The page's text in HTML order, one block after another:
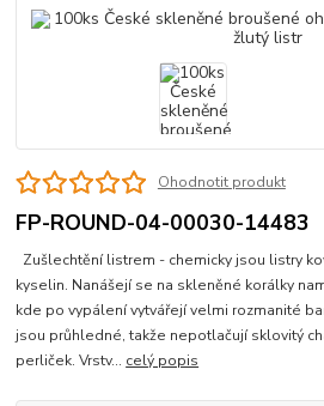
Ohodnotit produkt
FP-ROUND-04-00030-14483
Zušlechtění listrem - chemicky jsou listry
kyselin. Nanášejí se na skleněné korálky
kde po vypálení vytvářejí velmi rozmanité
jsou průhledné, takže nepotlačují sklovitý
perliček. Vrstv... celý popis